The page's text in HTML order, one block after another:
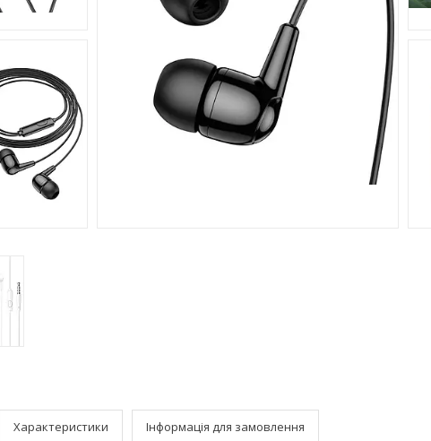
Характеристики Інформація для замовлення